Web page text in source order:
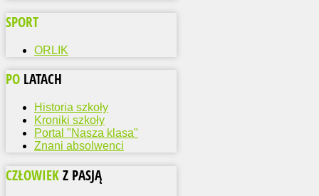
SPORT
ORLIK
PO LATACH
Historia szkoły
Kroniki szkoły
Portal "Nasza klasa"
Znani absolwenci
CZŁOWIEK Z PASJĄ